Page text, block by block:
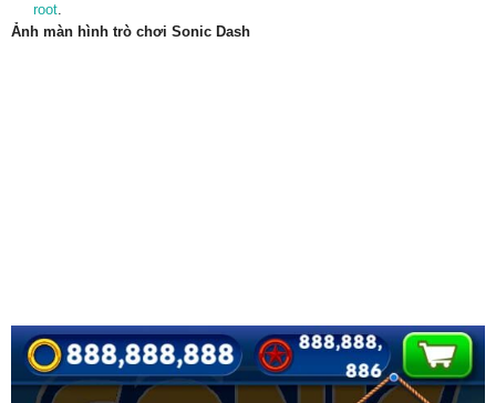
root.
Ảnh màn hình trò chơi Sonic Dash